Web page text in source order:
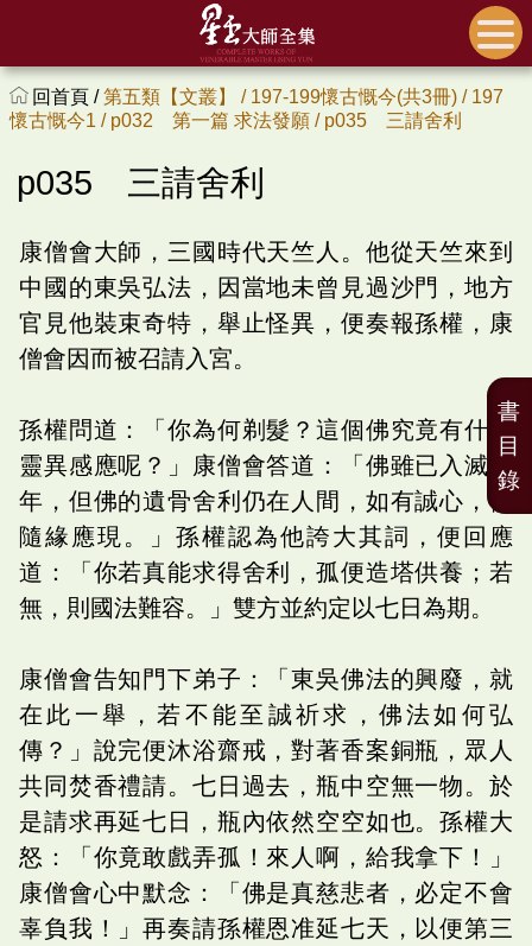
回首頁 /第五類【文叢】 / 197-199懷古慨今(共3冊) / 197
懷古慨今1 / p032 第一篇 求法發願 / p035 三請舍利
p035 三請舍利
康僧會大師，三國時代天竺人。他從天竺來到
中國的東吳弘法，因當地未曾見過沙門，地方
官見他裝束奇特，舉止怪異，便奏報孫權，康
僧會因而被召請入宮。
孫權問道：「你為何剃髮？這個佛究竟有什麼
靈異感應呢？」康僧會答道：「佛雖已入滅千
年，但佛的遺骨舍利仍在人間，如有誠心，便
隨緣應現。」孫權認為他誇大其詞，便回應
道：「你若真能求得舍利，孤便造塔供養；若
無，則國法難容。」雙方並約定以七日為期。
康僧會告知門下弟子：「東吳佛法的興廢，就
在此一舉，若不能至誠祈求，佛法如何弘
傳？」說完便沐浴齋戒，對著香案銅瓶，眾人
共同焚香禮請。七日過去，瓶中空無一物。於
是請求再延七日，瓶內依然空空如也。孫權大
怒：「你竟敢戲弄孤！來人啊，給我拿下！」
康僧會心中默念：「佛是真慈悲者，必定不會
辜負我！」再奏請孫權恩准延七天，以便第三
書
目
錄